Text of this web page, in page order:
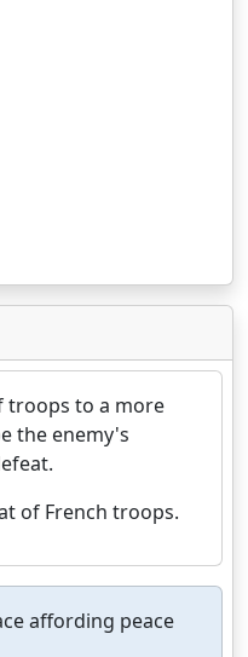
troops to a more
the enemy's
of French troops.
affording peace